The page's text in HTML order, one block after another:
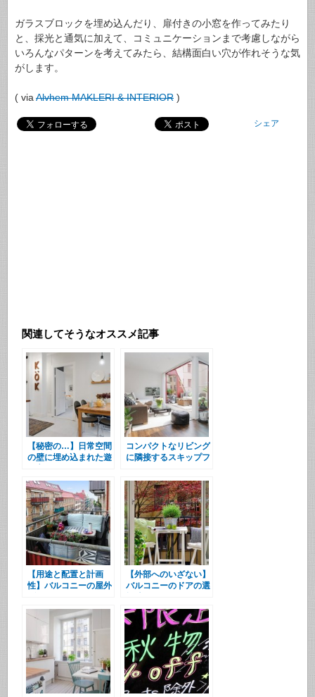
ガラスブロックを埋め込んだり、扉付きの小窓を作ってみたり
と、採光と通気に加えて、コミュニケーションまで考慮しながら
いろんなパターンを考えてみたら、結構面白い穴が作れそうな気
がします。
( via Alvhem MAKLERI & INTERIOR )
シェア
関連してそうなオススメ記事
【秘密の…】日常空間
の壁に埋め込まれた遊
コンパクトなリビング
に隣接するスキップフ
【用途と配置と計画
性】バルコニーの屋外
【外部へのいざない】
バルコニーのドアの選